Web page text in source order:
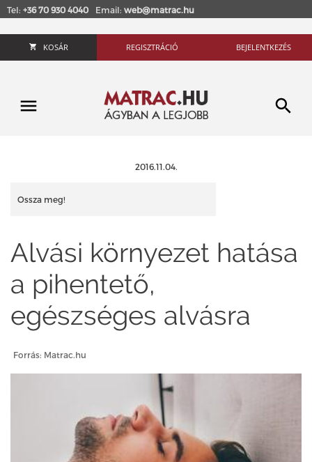
Tel: +36 70 930 4040 Email: web@matrac.hu
KOSÁR REGISZTRÁCIÓ BEJELENTKEZÉS
2016.11.04.
Ossza meg!
Alvási környezet hatása
a pihentető,
egészséges alvásra
Forrás: Matrac.hu